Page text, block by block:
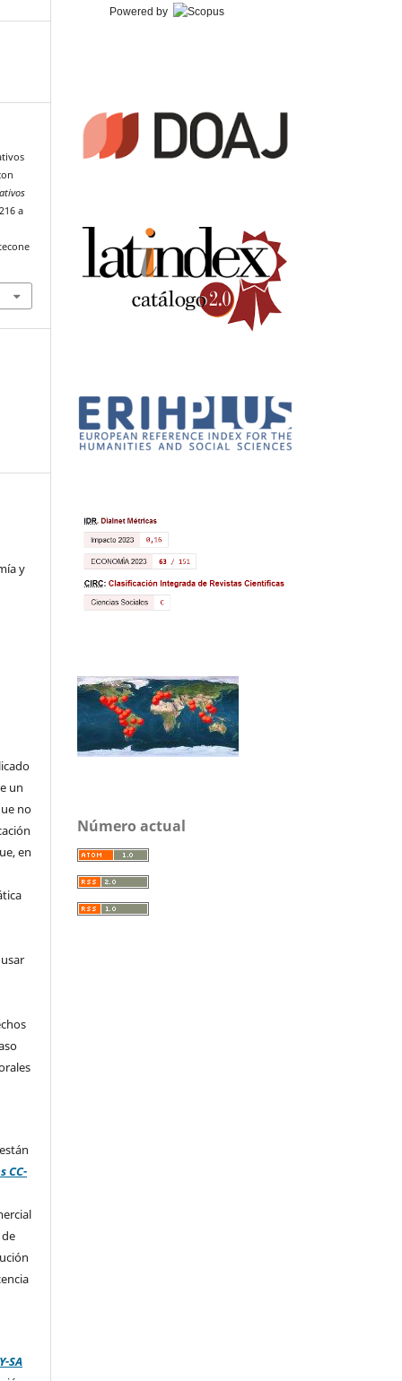
a
y
un
no
en
CC-
SA
Powered by
Número actual